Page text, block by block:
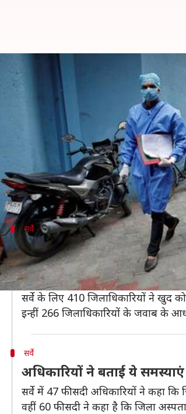
कोरोना वायरस के
लेखन 12:17 pm
भारत में कोरोना वायरस (COVID-
पहली यह कि जिला और गांव स्तर पर
जाना चाहिए।
सर्वे
सर्वे में यह बताया गया है सरकार
'नेशनल प्रीपेयर्डनेस सर्वे ऑन COVID-
बनाना है।
सर्वे के लिए 410 जिलाधिकारियों ने खुद
इन्हीं 266 जिलाधिकारियों के जवाब के
सर्वे
अधिकारियों ने बताई ये समस्याएं
सर्वे में 47 फीसदी अधिकारियों ने कहा कि
वहीं 60 फीसदी ने कहा है कि जिला